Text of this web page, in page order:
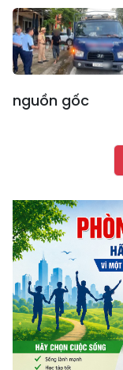
nguồn gốc